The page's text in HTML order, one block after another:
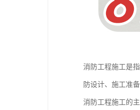
消防工程施工是
防设计、施工准
消防工程施工的